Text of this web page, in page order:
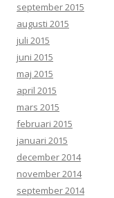
september 2015
augusti 2015
juli 2015
juni 2015
maj 2015
april 2015
mars 2015
februari 2015
januari 2015
december 2014
november 2014
september 2014